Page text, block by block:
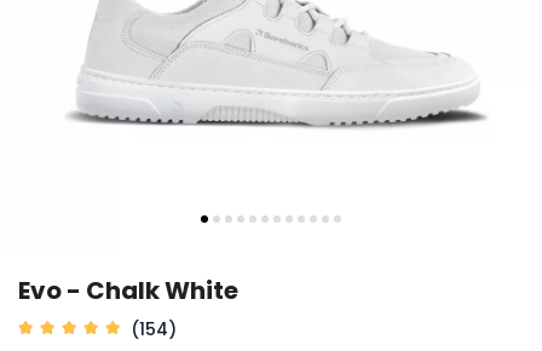
Evo - Chalk White
(154)